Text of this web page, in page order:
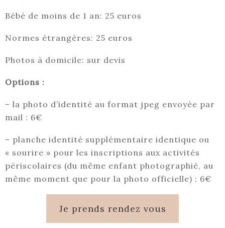
Bébé de moins de 1 an: 25 euros
Normes étrangères: 25 euros
Photos à domicile: sur devis
Options :
– la photo d’identité au format jpeg envoyée par
mail : 6€
– planche identité supplémentaire identique ou
« sourire » pour les inscriptions aux activités
périscolaires (du même enfant photographié, au
même moment que pour la photo officielle) : 6€
Je prends rendez vous